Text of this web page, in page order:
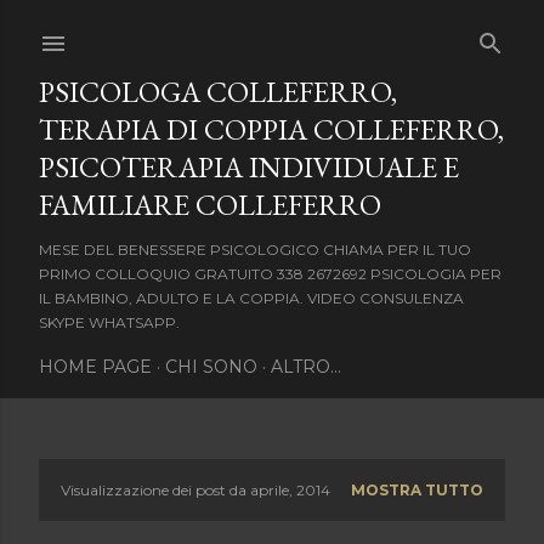
PSICOLOGA COLLEFERRO,
TERAPIA DI COPPIA COLLEFERRO,
PSICOTERAPIA INDIVIDUALE E
FAMILIARE COLLEFERRO
MESE DEL BENESSERE PSICOLOGICO CHIAMA PER IL TUO
PRIMO COLLOQUIO GRATUITO 338 2672692 PSICOLOGIA PER
IL BAMBINO, ADULTO E LA COPPIA. VIDEO CONSULENZA
SKYPE WHATSAPP.
HOME PAGE CHI SONO ALTRO…
Visualizzazione dei post da aprile, 2014 MOSTRA TUTTO